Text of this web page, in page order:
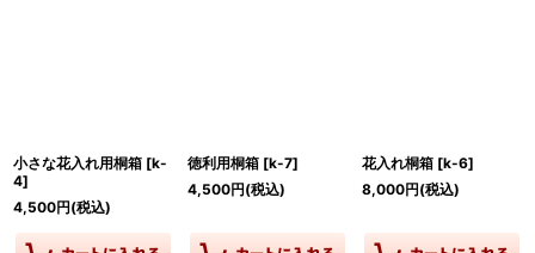
小さな花入れ用桐箱 [k-
4]
4,500円(税込)
徳利用桐箱 [k-7]
4,500円(税込)
花入れ桐箱 [k-6]
8,000円(税込)